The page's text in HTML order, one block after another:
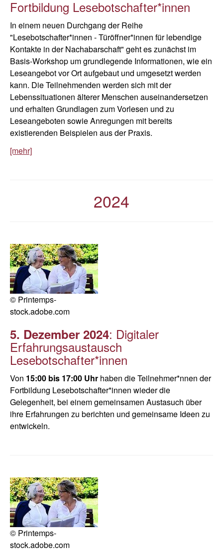
Fortbildung Lesebotschafter*innen
In einem neuen Durchgang der Reihe
"Lesebotschafter*innen - Türöffner*innen für lebendige
Kontakte in der Nachabarschaft" geht es zunächst im
Basis-Workshop um grundlegende Informationen, wie ein
Leseangebot vor Ort aufgebaut und umgesetzt werden
kann. Die Teilnehmenden werden sich mit der
Lebenssituationen älterer Menschen auseinandersetzen
und erhalten Grundlagen zum Vorlesen und zu
Leseangeboten sowie Anregungen mit bereits
existierenden Beispielen aus der Praxis.
[mehr]
2024
© Printemps-
stock.adobe.com
5. Dezember 2024: Digitaler
Erfahrungsaustausch
Lesebotschafter*innen
Von 15:00 bis 17:00 Uhr haben die Teilnehmer*nnen der
Fortbildung Lesebotschafter*innen wieder die
Gelegenheit, bei einem gemeinsamen Austasuch über
ihre Erfahrungen zu berichten und gemeinsame Ideen zu
entwickeln.
© Printemps-
stock.adobe.com